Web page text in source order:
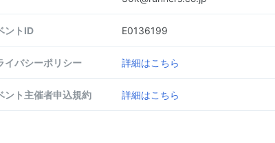
ントID E0136199
イバシーポリシー 詳細はこちら
ント主催者申込規約 詳細はこちら